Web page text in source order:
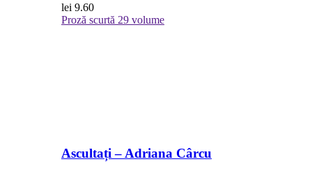
lei 9.60
Proză scurtă 29 volume
Ascultați – Adriana Cârcu